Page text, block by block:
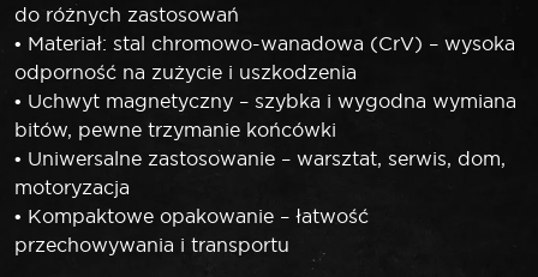
do różnych zastosowań
• Materiał: stal chromowo-wanadowa (CrV) – wysoka
odporność na zużycie i uszkodzenia
• Uchwyt magnetyczny – szybka i wygodna wymiana
bitów, pewne trzymanie końcówki
• Uniwersalne zastosowanie – warsztat, serwis, dom,
motoryzacja
• Kompaktowe opakowanie – łatwość
przechowywania i transportu